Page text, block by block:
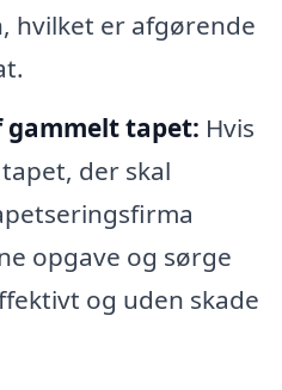
hvilket er afgørende
gammelt tapet: Hvis
der skal
opgave og sørge
og uden skade